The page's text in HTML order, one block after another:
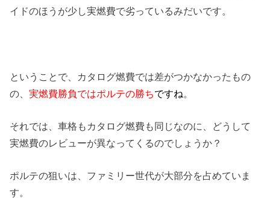
イドのほうが少し実燃費で劣っているみだいです。
ということで、カタログ燃費では差がつかなかったもの
の、実燃費勝負ではポルテの勝ちですね
それでは、車格もカタログ燃費も同じなのに、どうして
実燃費のレビューが異なってくるのでしょうか？
ポルテの狙いは、ファミリー世代が大部分を占めていま
す。